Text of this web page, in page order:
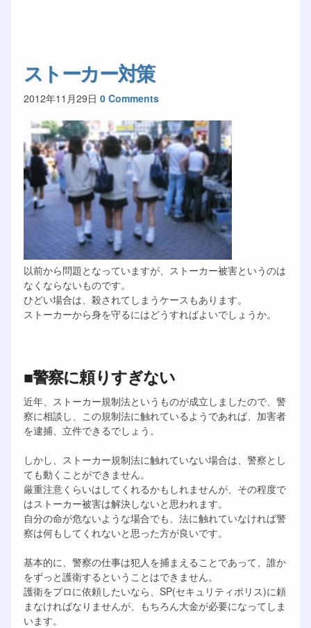
ストーカー対策
2012年11月29日 0 Comments
以前から問題となっていますが、ストーカー被害というのは
なくならないものです。
ひどい場合は、殺されてしまうケースもあります。
ストーカーから身を守るにはどうすればよいでしょうか。
■警察に頼りすぎない
近年、ストーカー規制法というものが成立しましたので、警
察に相談し、この規制法に触れているようであれば、加害者
を逮捕、立件できるでしょう。
しかし、ストーカー規制法に触れていない場合は、警察とし
ても動くことができません。
厳重注意くらいはしてくれるかもしれませんが、その程度で
はストーカー被害は解決しないと思われます。
自分の命が危ないような場合でも、法に触れていなければ警
察は何もしてくれないと思った方が良いです。
基本的に、警察の仕事は犯人を捕まえることであって、誰か
をずっと護衛するということはできません。
護衛をプロに依頼したいなら、SP(セキュリティポリス)に頼
まなければなりませんが、もちろん大金が必要になってしま
います。